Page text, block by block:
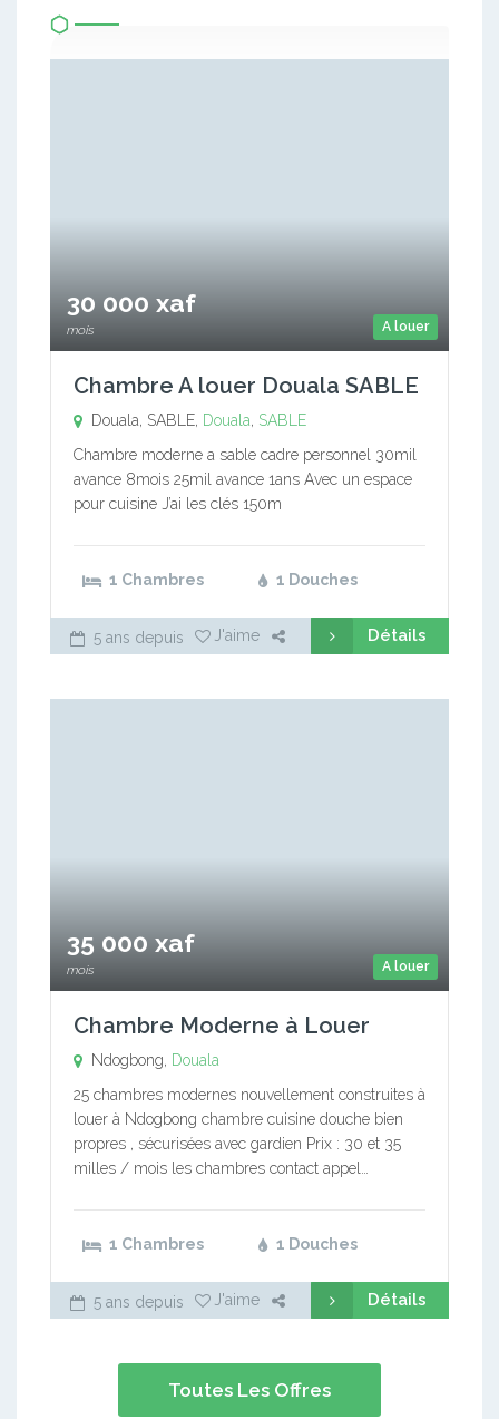
A louer
30 000 xaf
mois
Chambre A louer Douala SABLE
Douala, SABLE, Douala SABLE
Chambre moderne a sable cadre personnel 30mil
avance 8mois 25mil avance 1ans Avec un espace
pour cuisine J’ai les clés 150m
1 Chambres 1 Douches
5 ans depuis J'aime Détails
A louer
35 000 xaf
mois
Chambre Moderne à Louer
Ndogbong,
Douala
25 chambres modernes nouvellement construites à
louer à Ndogbong chambre cuisine douche bien
propres , sécurisées avec gardien Prix : 30 et 35
milles / mois les chambres contact appel…
1 Chambres 1 Douches
5 ans depuis J'aime Détails
Toutes Les Offres